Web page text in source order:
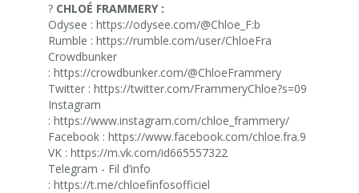
? CHLOÉ FRAMMERY :
Odysee : https://odysee.com/@Chloe_F:b
Rumble : https://rumble.com/user/ChloeFra
Crowdbunker
: https://crowdbunker.com/@ChloeFrammery
Twitter : https://twitter.com/FrammeryChloe?s=09
Instagram
: https://www.instagram.com/chloe_frammery/
Facebook : https://www.facebook.com/chloe.fra.9
VK : https://m.vk.com/id665557322
Telegram - Fil d’info
: https://t.me/chloefinfosofficiel